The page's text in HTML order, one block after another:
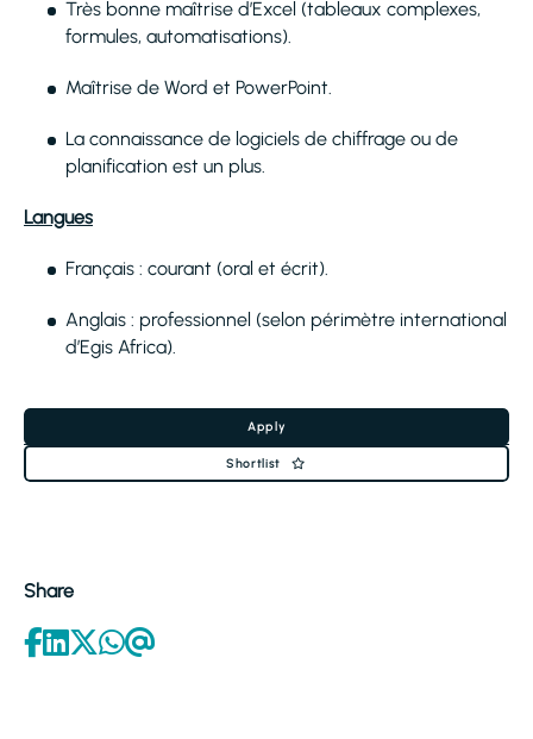
Très bonne maîtrise d’Excel (tableaux complexes,
formules, automatisations).
Maîtrise de Word et PowerPoint.
La connaissance de logiciels de chiffrage ou de
planification est un plus.
Langues
Français : courant (oral et écrit).
Anglais : professionnel (selon périmètre international
d’Egis Africa).
Apply
Shortlist
Share